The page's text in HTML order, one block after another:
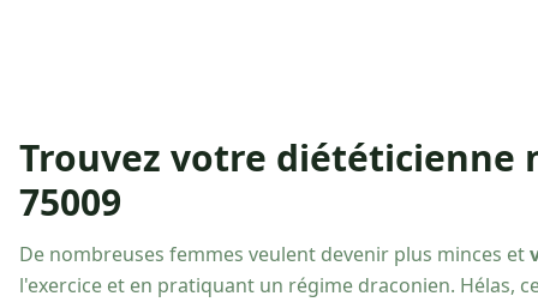
Trouvez votre diététicienne
75009
De nombreuses femmes veulent devenir plus minces et
l'exercice et en pratiquant un régime draconien. Hélas,